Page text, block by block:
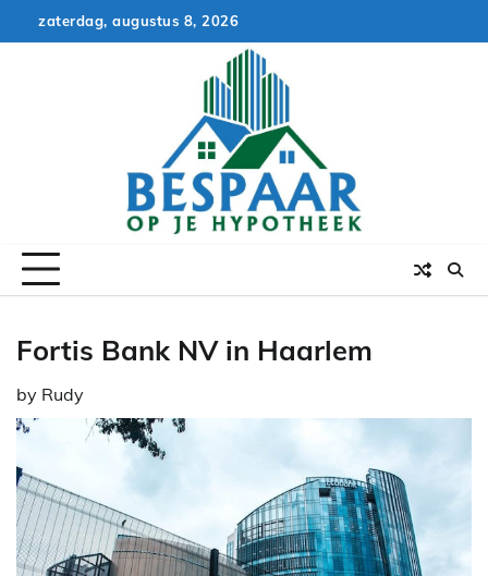
to
zaterdag, augustus 8, 2026
Fortis Bank NV in Haarlem
by Rudy